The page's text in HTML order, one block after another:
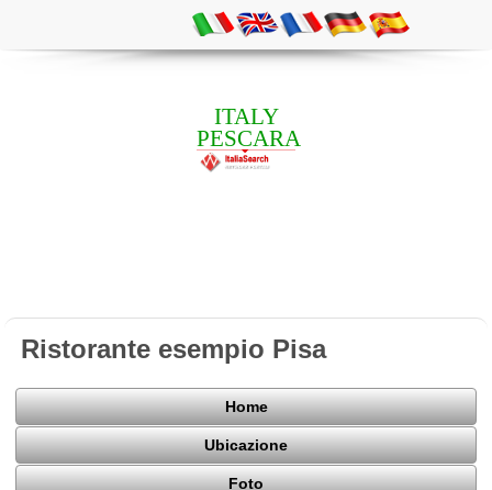
ITALY
PESCARA
Ristorante esempio Pisa
Home
Ubicazione
Foto